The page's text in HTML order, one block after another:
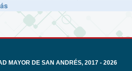
MAYOR DE SAN ANDRÉS, 2017 - 2026